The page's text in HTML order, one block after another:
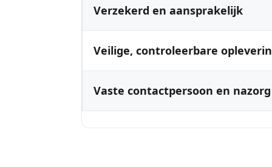
Verzekerd en aansprakelijk
Veilige, controleerbare
Vaste contactpersoon en nazorg